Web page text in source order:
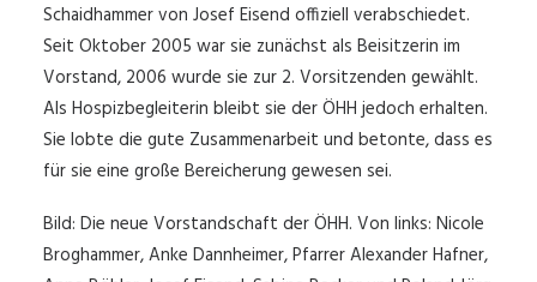
Schaidhammer von Josef Eisend offiziell verabschiedet.
Seit Oktober 2005 war sie zunächst als Beisitzerin im
Vorstand, 2006 wurde sie zur 2. Vorsitzenden gewählt.
Als Hospizbegleiterin bleibt sie der ÖHH jedoch erhalten.
Sie lobte die gute Zusammenarbeit und betonte, dass es
für sie eine große Bereicherung gewesen sei.
Bild: Die neue Vorstandschaft der ÖHH. Von links: Nicole
Broghammer, Anke Dannheimer, Pfarrer Alexander Hafner,